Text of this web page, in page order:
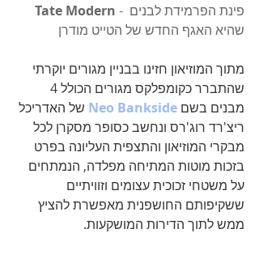
Tate Modern - פינת הפרמידת לבנים
שהיא האגף החדש של הטייט מודרן
מתוך המוזיאון חזינו בבניין מגורים יוקרתי
מבנים בשם Neo Bankside של האדריכל
ריצ'רד רוג'רס ונחשב כסופר מסקרן לכל
מבקרי המוזיאון והתצפית העליונה בפרט
בזכות מוטות המתיחה מפלדה, הנמתחים
על משטחי זכוכית עצומים וזוויתיים
ששקיפותם החושפנית מאפשרת להציץ
ממש לתוך הדירות המושקעות.